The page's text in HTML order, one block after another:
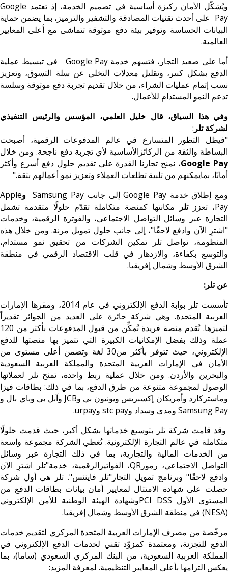
ويُشكّل الأمان ركيزة أساسية في تصميم الخدمة، إذ تعتمد Google
Pay على أحدث تقنيات المصادقة والتشفير والترميز، بما يضمن حماية
البيانات الحساسة وتوفير بيئة دفع موثوقة تتماشى مع أعلى المعايير
العالمية.
أما على صعيد التجار، فتسهم خدمة Google Pay
في تبسيط عملية
الدفع بشكل كبير، وتقليل معدلات التخلي عن سلة التسوق، وتعزيز
نسب إتمام عمليات الشراء، من خلال تقديم تجربة دفع موثوقة وسلسة
تدعم النمو المستدام للأعمال.
وفي هذا السياق، قال خليل العلمي، المؤسس والرئيس التنفيذي
لشركة تلر :
"فيظل التطور المتسارع في عالم المدفوعات الرقمية، أصبحت
البساطة والثقة من الركائزالأساسية لأي تجربة دفع ناجحة. ومن خلال
Google Pay، نمنح تجارنا القدرة على تقديم حلول دفع أسرع وأكثر
أمانًا، بمايمكنهم من تلبية تطلعات العملاء وتعزيز نمو أعمالهم بثقة."
ومع إطلاق خدمة Google Pay
إلى جانب Samsung Pay وApple
Pay، تعزز
تلر
مكانتها كمنصة متكاملة تقدّم حلولًا متقدمة تشمل
التجارة عبر وسائل التواصل الاجتماعي، والفوترة الرقمية، وخدمات
"اشترِ الآن وادفع لاحقًا"، إلى جانب حلول تمويل مرنة. ومن خلال هذه
المنظومة، تواصل تلر تمكين الشركات من تحقيق نمو مستدام،
والتوسع بكفاءة، والازدهار في قلب الاقتصاد الرقمي في منطقة
الشرق الأوسط وشمال إفريقيا.
عن تلر:
تأسست تلر بوابة الدفع الإلكتروني في عام 2014، ومقرها الإمارات
العربية المتحدة. وهي شركة حائزة على العديد من الجوائز تقديراً
لتميزها. تُقدم منصة فريدة تُمكِّن من قبول المدفوعات بأكثر من 120
عملة وذلك بفضل الإمكانيات الكبيرة التي تتميز بها منصتها للدفع
الإلكتروني، حيث تتوفر بأكثر من30 لغة وتضمن أعلى مستوى من
الأمان في الإمارات العربية المتحدة والمملكة العربية السعودية
والبحرين والأردن. ومن خلال عملية ربط واحدة، تمنح تلر لعملائها
الوصول لمجموعة متنوعة من طرق الدفع، بما في ذلك: بطاقات فيزا
وماستركارد وأمريكان إكسبريس ويونيون بي وJCB وآبل بي وباي بال و
Samsung Pay ومدى وسداد وstc pay وurpay.
وقد قامت شركة تلر بتوسيع خدماتها بشكل أكبر، حيث قدمت حلولًا
متكاملة في عالم التجارة الإلكترونية. تُغطي الشركة مجموعة واسعة
من الخدمات المالية والتجارية، بما في ذلك التجارة عبر وسائل
التواصل الاجتماعي، رموزQR، الفواتيرالرقمية، خدمة"تلر اشترِ الآن
وادفع لاحقًا" وبرنامج تمويل التجار"تلر فايننس". تلر هي أول شركة
حصلت على شهادة الامتثال لمعايير أمان بيانات بطاقات الدفع من
المستوى الأول PCI DSSوشهادة الهيئة الوطنية للأمن الإلكتروني
(NESA) في منطقة الشرق الأوسط وشمال إفريقيا.
مرخّصة من مصرف الإمارات العربية المتحدة المركزي لتقديم خدمات
الدفع للتجزئة، ومعتمدة كمزوّد تقني لخدمات الدفع الإلكتروني في
المملكة العربية السعودية، من البنك المركزي السعودي (ساما)، بما
يعكس التزامها بأعلى المعايير التنظيمية. لمعرفة المزيد: